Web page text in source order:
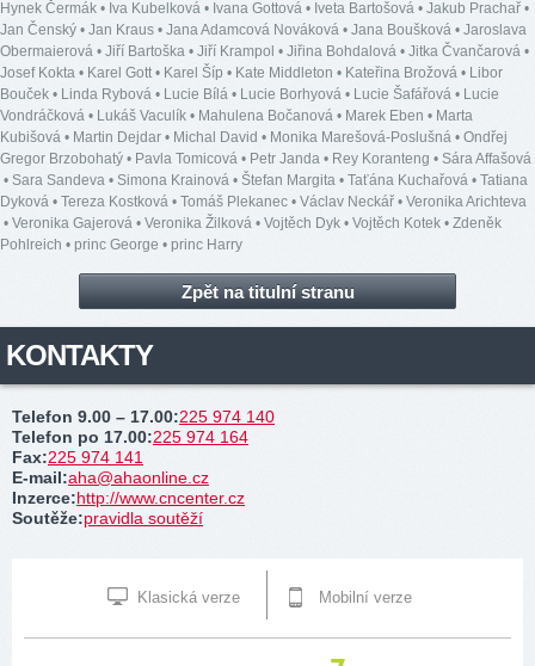
Hynek Čermák • Iva Kubelková • Ivana Gottová • Iveta Bartošová • Jakub Prachař •
Jan Čenský • Jan Kraus • Jana Adamcová Nováková • Jana Boušková • Jaroslava
Obermaierová • Jiří Bartoška • Jiří Krampol • Jiřina Bohdalová • Jitka Čvančarová •
Josef Kokta • Karel Gott• Karel Šíp • Kate Middleton • Kateřina Brožová • Libor
Bouček • Linda Rybová • Lucie Bílá • Lucie Borhyová • Lucie Šafářová • Lucie
Vondráčková • Lukáš Vaculík • Mahulena Bočanová • Marek Eben • Marta
Kubišová • Martin Dejdar • Michal David • Monika Marešová-Poslušná • Ondřej
Gregor Brzobohatý • Pavla Tomicová • Petr Janda • Rey Koranteng • Sára Affašová
• Sara Sandeva • Simona Krainová • Štefan Margita • Taťána Kuchařová • Tatiana
Dyková • Tereza Kostková • Tomáš Plekanec • Václav Neckář • Veronika Arichteva
• Veronika Gajerová • Veronika Žilková • Vojtěch Dyk • Vojtěch Kotek • Zdeněk
Pohlreich • princ George • princ Harry
Zpět na titulní stranu
KONTAKTY
Telefon 9.00 – 17.00:225 974 140
Telefon po 17.00:225 974 164
Fax:225 974 141
E-mail:aha@ahaonline.cz
Inzerce:http://www.cncenter.cz
Soutěže:pravidla soutěží
Klasická verze Mobilní verze